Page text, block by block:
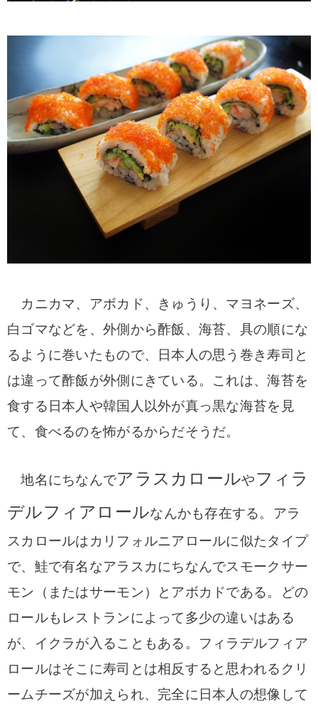
カニカマ、アボカド、きゅうり、マヨネーズ、
白ゴマなどを、外側から酢飯、海苔、具の順にな
るように巻いたもので、日本人の思う巻き寿司と
は違って酢飯が外側にきている。 これは、海苔を
食する日本人や韓国人以外が真っ黒な海苔を見
て、食べるのを怖がるからだそうだ。
地名にちなんでアラスカロールやフィラ
デルフィアロールなんかも存在する。
アラ
スカロールはカリフォルニアロールに似たタイプ
で、鮭で有名なアラスカにちなんでスモークサー
モン（またはサーモン）とアボカドである。どの
ロールもレストランによって多少の違いはある
が、イクラが入ることもある。 フィラデルフィア
ロールはそこに寿司とは相反すると思われるクリ
ームチーズが加えられ、完全に日本人の想像して